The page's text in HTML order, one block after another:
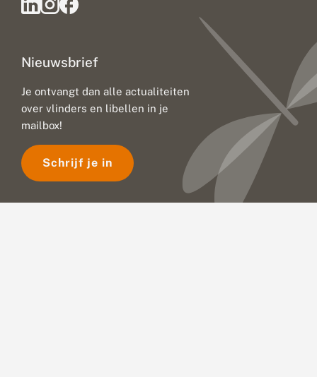
Nieuwsbrief
Je ontvangt dan alle actualiteiten
over vlinders en libellen in je
mailbox!
Schrijf je in